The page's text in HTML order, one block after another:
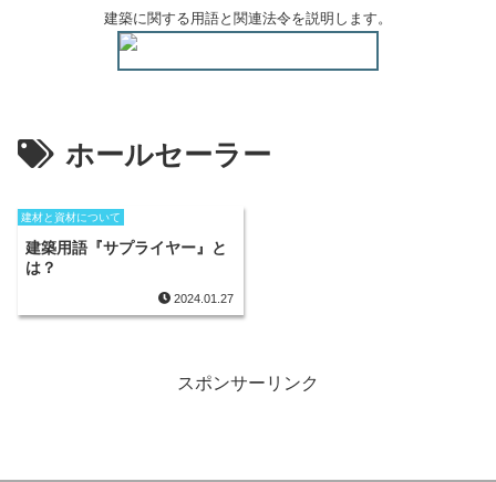
建築に関する用語と関連法令を説明します。
ホールセーラー
建材と資材について
建築用語『サプライヤー』と
は？
2024.01.27
スポンサーリンク